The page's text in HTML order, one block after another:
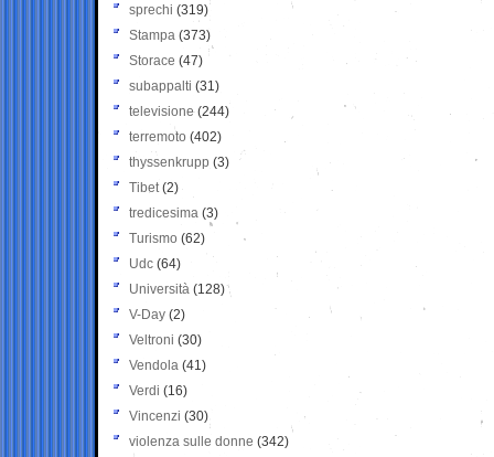
sprechi (319)
Stampa (373)
Storace (47)
subappalti (31)
televisione(244)
terremoto (402)
thyssenkrupp (3)
Tibet(2)
tredicesima (3)
Turismo (62)
Udc (64)
Università (128)
V-Day (2)
Veltroni (30)
Vendola (41)
Verdi (16)
Vincenzi (30)
violenza sulle donne (342)